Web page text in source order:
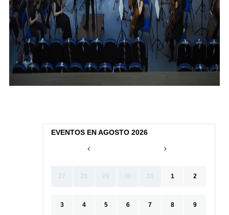
EVENTOS EN AGOSTO 2026
27 28 29 30 31 1 2
3 4 5 6 7 8 9